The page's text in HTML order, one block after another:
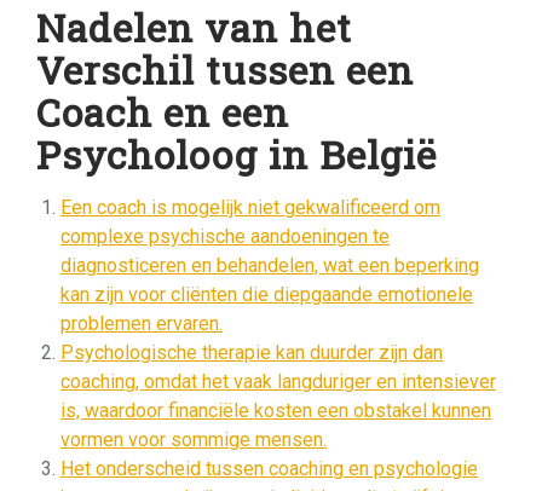
Nadelen van het
Verschil tussen een
Coach en een
Psycholoog in België
Een coach is mogelijk niet gekwalificeerd om
complexe psychische aandoeningen te
diagnosticeren en behandelen, wat een beperking
kan zijn voor cliënten die diepgaande emotionele
problemen ervaren.
Psychologische therapie kan duurder zijn dan
coaching, omdat het vaak langduriger en intensiever
is, waardoor financiële kosten een obstakel kunnen
vormen voor sommige mensen.
Het onderscheid tussen coaching en psychologie